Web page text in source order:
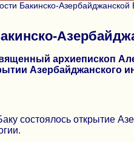
Бакинско-Азербайджанской
архиепископ
Азербайджанского
состоялось открытие